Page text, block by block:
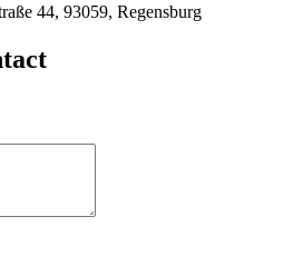
44, 93059, Regensburg